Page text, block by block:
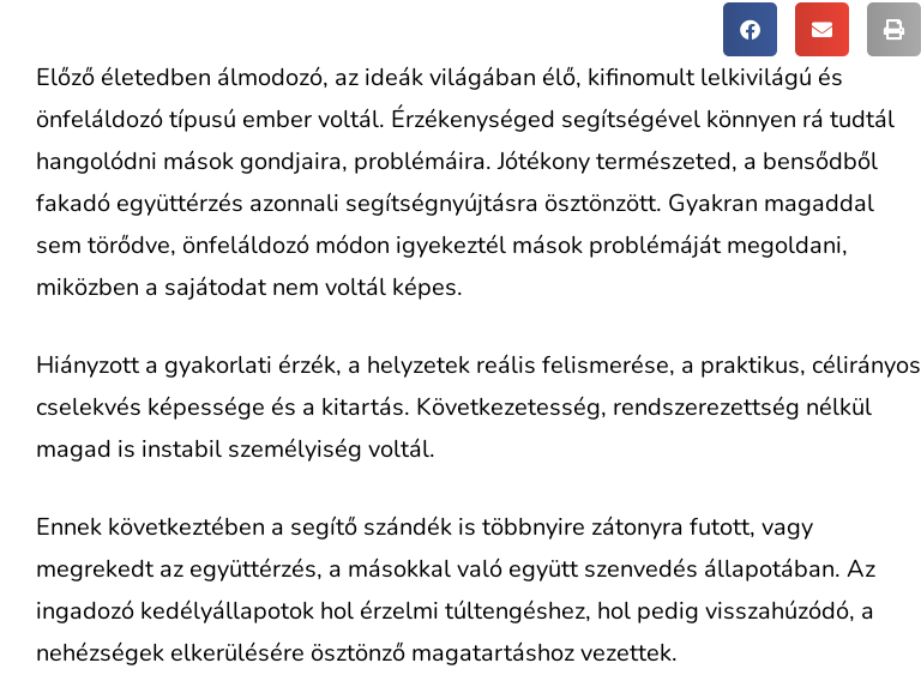
Előző életedben álmodozó, az ideák világában élő, kifinomult lelkivilágú és
önfeláldozó típusú ember voltál. Érzékenységed segítségével könnyen rá tudtál
hangolódni mások gondjaira, problémáira. Jótékony természeted, a bensődből
fakadó együttérzés azonnali segítségnyújtásra ösztönzött. Gyakran magaddal
sem törődve, önfeláldozó módon igyekeztél mások problémáját megoldani,
miközben a sajátodat nem voltál képes.
Hiányzott a gyakorlati érzék, a helyzetek reális felismerése, a praktikus, célirányos
cselekvés képessége és a kitartás. Következetesség, rendszerezettség nélkül
magad is instabil személyiség voltál.
Ennek következtében a segítő szándék is többnyire zátonyra futott, vagy
megrekedt az együttérzés, a másokkal való együtt szenvedés állapotában. Az
ingadozó kedélyállapotok hol érzelmi túltengéshez, hol pedig visszahúzódó, a
nehézségek elkerülésére ösztönző magatartáshoz vezettek.